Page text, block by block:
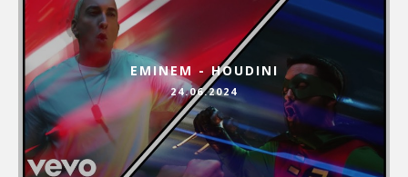
EMINEM - HOUDINI
24.06.2024